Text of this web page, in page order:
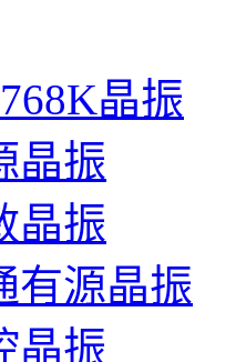
晶振
晶振
晶振
有源晶振
晶振